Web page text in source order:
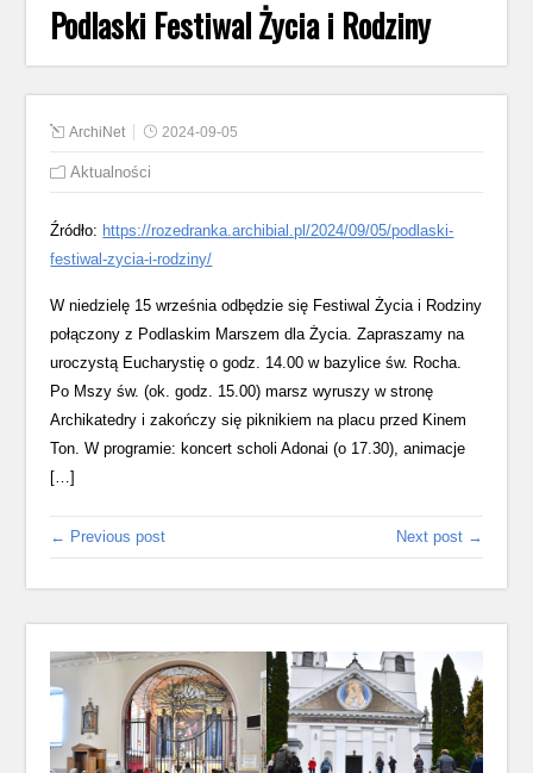
Podlaski Festiwal Życia i Rodziny
ArchiNet 2024-09-05
Aktualności
Źródło: https://rozedranka.archibial.pl/2024/09/05/podlaski-
festiwal-zycia-i-rodziny/
W niedzielę 15 września odbędzie się Festiwal Życia i Rodziny
połączony z Podlaskim Marszem dla Życia. Zapraszamy na
uroczystą Eucharystię o godz. 14.00 w bazylice św. Rocha.
Po Mszy św. (ok. godz. 15.00) marsz wyruszy w stronę
Archikatedry i zakończy się piknikiem na placu przed Kinem
Ton. W programie: koncert scholi Adonai (o 17.30), animacje
[…]
← Previous post Next post →